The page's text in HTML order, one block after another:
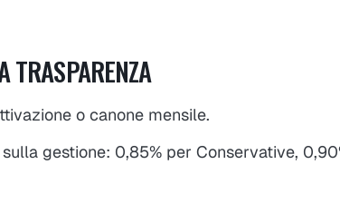
TRASPARENZA
o canone mensile.
gestione: 0,85% per Conservative,